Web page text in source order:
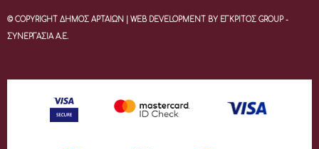
© COPYRIGHT ΔΗΜΟΣ ΑΡΤΑΙΩΝ | WEB DEVELOPMENT BY ΕΓΚΡΙΤΟΣ GROUP -
ΣΥΝΕΡΓΑΣΙΑ Α.Ε.